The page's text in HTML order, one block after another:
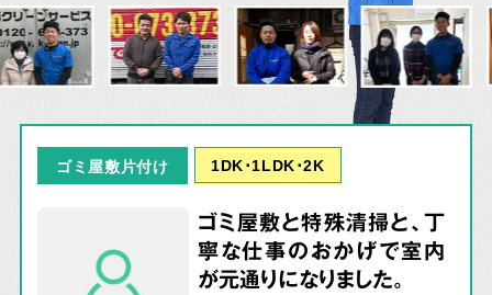
ゴミ屋敷片付け 1DK･1LDK･2K
ゴミ屋敷と特殊清掃と、丁
寧な仕事のおかげで室内
が元通りになりました。